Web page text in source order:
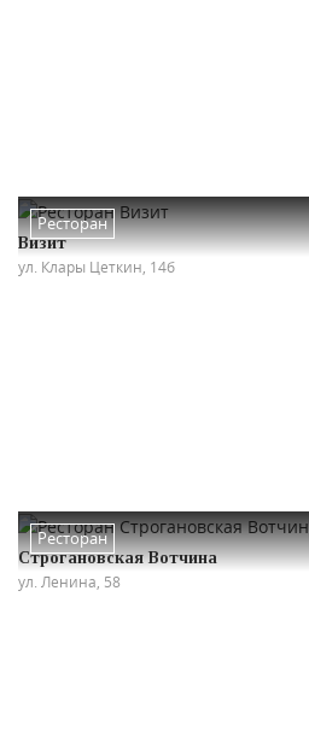
Ресторан
Визит
ул. Клары Цеткин, 14б
Ресторан
Строгановская Вотчина
ул. Ленина, 58